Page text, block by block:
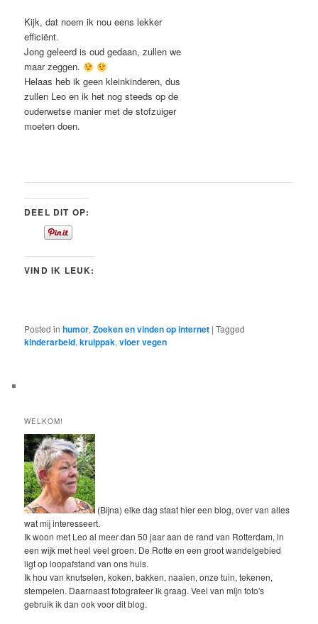
Kijk, dat noem ik nou eens lekker
efficiënt.
Jong geleerd is oud gedaan, zullen we
maar zeggen.
Helaas heb ik geen kleinkinderen, dus
zullen Leo en ik het nog steeds op de
ouderwetse manier met de stofzuiger
moeten doen.
DEEL DIT OP:
VIND IK LEUK:
Posted in humor,Zoeken en vinden op internet |Tagged
kinderarbeid,kruippak,vloer vegen
WELKOM!
(Bijna) elke dag staat hier een blog, over van alles
wat mij interesseert.
Ik woon met Leo al meer dan 50 jaar aan de rand van Rotterdam, in
een wijk met heel veel groen. De Rotte en een groot wandelgebied
ligt op loopafstand van ons huis.
Ik hou van knutselen, koken, bakken, naaien, onze tuin, tekenen,
stempelen. Daarnaast fotografeer ik graag. Veel van mijn foto's
gebruik ik dan ook voor dit blog.